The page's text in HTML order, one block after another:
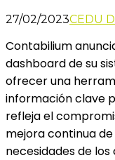
27/02/2023CEDU
Contabilium
dashboard de su
ofrecer una
información clave
refleja el
mejora continua
necesidades de los